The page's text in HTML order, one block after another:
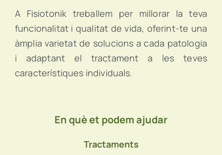
A Fisiotonik treballem per millorar la teva
funcionalitat i qualitat de vida, oferint-te una
àmplia varietat de solucions a cada patologia
i adaptant el tractament a les teves
característiques individuals.
En què et podem ajudar
Tractaments